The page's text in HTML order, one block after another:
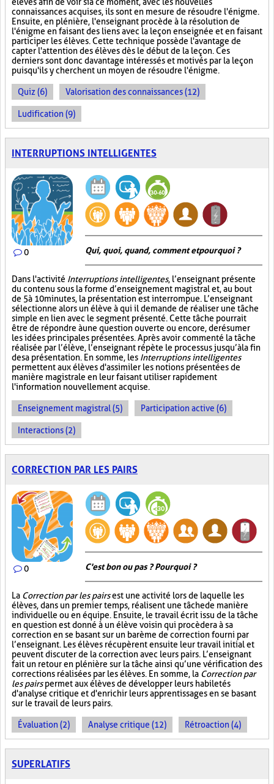
connaissances acquises, ils sont en mesure de résoudre l'énigme.
Ensuite, en plénière, l'enseignant procède à la résolution de
l'énigme en faisant des liens avec la leçon enseignée et en faisant
participer les élèves. Cette technique possède l'avantage de
capter l'attention des élèves dès le début de la leçon. Ces
derniers sont donc davantage intéressés et motivés par la leçon
puisqu'ils y cherchent un moyen de résoudre l'énigme.
Quiz (6) Valorisation des connaissances (12)
Ludification (9)
INTERRUPTIONS INTELLIGENTES
0 Qui, quoi, quand, comment et pourquoi ?
Dans l'activité Interruptions intelligentes, l’enseignant présente
du contenu sous la forme d’enseignement magistral et, au bout
de 5 à 10 minutes, la présentation est interrompue. L’enseignant
sélectionne alors un élève à qui il demande de réaliser une tâche
simple en lien avec le segment présenté. Cette tâche pourrait
être de répondre à une question ouverte ou encore, de résumer
les idées principales présentées. Après avoir commenté la tâche
réalisée par l’élève, l’enseignant répète le processus jusqu’à la fin
de sa présentation. En somme, les Interruptions intelligentes
permettent aux élèves d'assimiler les notions présentées de
manière magistrale en leur faisant utiliser rapidement
l'information nouvellement acquise.
Enseignement magistral (5) Participation active (6)
Interactions (2)
CORRECTION PAR LES PAIRS
0 C'est bon ou pas ? Pourquoi ?
La Correction par les pairsest une activité lors de laquelle les
élèves, dans un premier temps, réalisent une tâche de manière
individuelle ou en équipe. Ensuite, le travail écrit issu de la tâche
en question est donné à un élève voisin qui procèdera à sa
correction en se basant sur un barème de correction fourni par
l’enseignant. Les élèves récupèrent ensuite leur travail initial et
peuvent discuter de la correction avec leurs pairs. L’enseignant
fait un retour en plénière sur la tâche ainsi qu’une vérification des
corrections réalisées par les élèves. En somme, la Correction par
les pairspermet aux élèves de développer leurs habiletés
d'analyse critique et d'enrichir leurs apprentissages en se basant
sur le travail de leurs pairs.
Évaluation (2) Analyse critique (12) Rétroaction (4)
SUPERLATIFS